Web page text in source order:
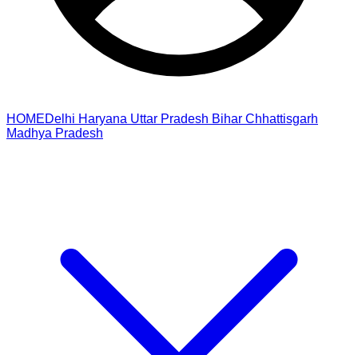
HOMEDelhi Haryana Uttar Pradesh Bihar Chhattisgarh
Madhya Pradesh